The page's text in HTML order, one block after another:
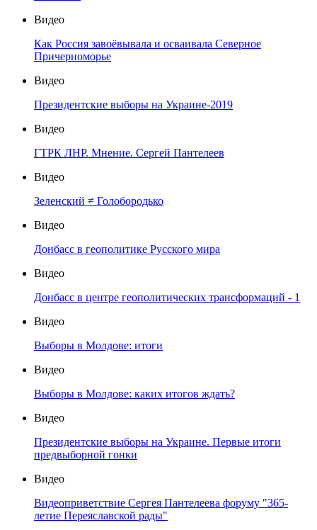
Видео
Как Россия завоёвывала и осваивала Северное
Причерноморье
Видео
Президентские выборы на Украине-2019
Видео
ГТРК ЛНР. Мнение. Сергей Пантелеев
Видео
Зеленский ≠ Голобородько
Видео
Донбасс в геополитике Русского мира
Видео
Донбасс в центре геополитических трансформаций - 1
Видео
Выборы в Молдове: итоги
Видео
Выборы в Молдове: каких итогов ждать?
Видео
Президентские выборы на Украине. Первые итоги
предвыборной гонки
Видео
Видеоприветствие Сергея Пантелеева форуму "365-
летие Переяславской рады"